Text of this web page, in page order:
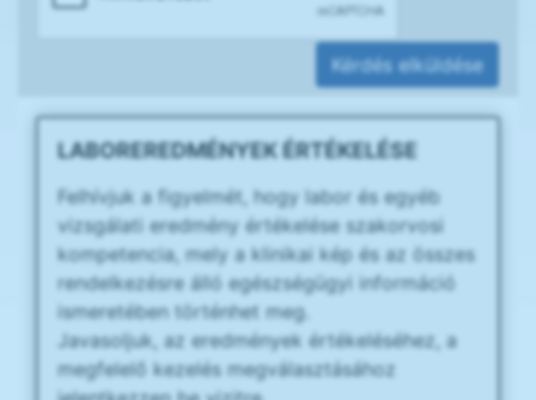
Kérdés elküldése
LABOREREDMÉNYEK ÉRTÉKELÉSE
Felhívjuk a figyelmét, hogy labor és egyéb
vizsgálati eredmény értékelése szakorvosi
kompetencia, mely a klinikai kép és az összes
rendelkezésre álló egészségügyi információ
ismeretében történhet meg.
Javasoljuk, az eredmények értékeléséhez, a
megfelelő kezelés megválasztásához